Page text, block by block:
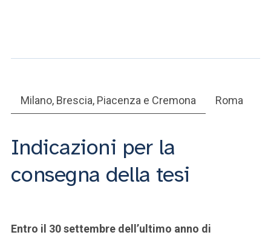
Milano, Brescia, Piacenza e Cremona Roma
Indicazioni per la
consegna della tesi
Entro il 30 settembre dell’ultimo anno di